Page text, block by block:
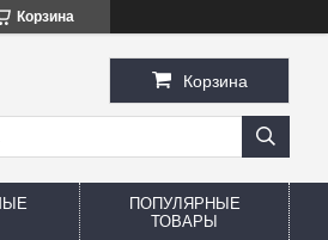
Корзина
Корзина
ПОПУЛЯРНЫЕ
ТОВАРЫ